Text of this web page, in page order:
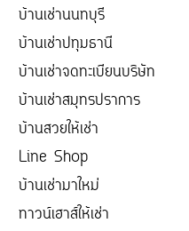
บ้านเช่านนทบุรี
บ้านเช่าปทุมธานี
บ้านเช่าจดทะเบียนบริษัท
บ้านเช่าสมุทรปราการ
บ้านสวยให้เช่า
Line Shop
บ้านเช่ามาใหม่
ทาวน์เฮาส์ให้เช่า